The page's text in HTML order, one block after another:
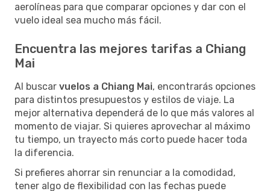
aerolíneas para que comparar opciones y dar con el
vuelo ideal sea mucho más fácil.
Encuentra las mejores tarifas a Chiang
Mai
Al buscar vuelos a Chiang Mai, encontrarás opciones
para distintos presupuestos y estilos de viaje. La
mejor alternativa dependerá de lo que más valores al
momento de viajar. Si quieres aprovechar al máximo
tu tiempo, un trayecto más corto puede hacer toda
la diferencia.
Si prefieres ahorrar sin renunciar a la comodidad,
tener algo de flexibilidad con las fechas puede